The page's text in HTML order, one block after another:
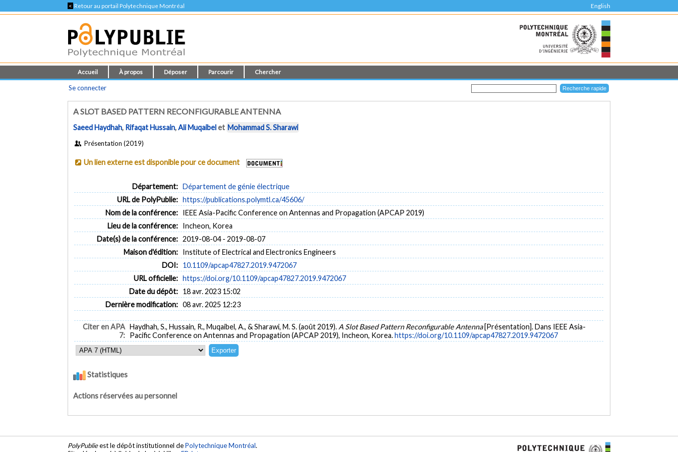
< Retour au portail Polytechnique Montréal English
Accueil À propos Déposer Parcourir Chercher
Se connecter
A SLOT BASED PATTERN RECONFIGURABLE ANTENNA
Saeed Haydhah, Rifaqat Hussain,Ali Muqaibelet Mohammad S. Sharawi
Présentation (2019)
Un lien externe est disponible pour ce document
Département: Département de génie électrique
URL de PolyPublie: https://publications.polymtl.ca/45606/
Nom de la conférence: IEEE Asia-Pacific Conference on Antennas and Propagation (APCAP 2019)
Lieu de la conférence: Incheon, Korea
Date(s) de la conférence: 2019-08-04 - 2019-08-07
Maison d'édition: Institute of Electrical and Electronics Engineers
DOI: 10.1109/apcap47827.2019.9472067
URL officielle: https://doi.org/10.1109/apcap47827.2019.9472067
Date du dépôt: 18 avr. 2023 15:02
Dernière modification: 08 avr. 2025 12:23
Citer en APA
7:
Haydhah, S., Hussain, R., Muqaibel, A., & Sharawi, M. S. (août 2019). A Slot Based Pattern Reconfigurable Antenna [Présentation]. Dans IEEE Asia-
Pacific Conference on Antennas and Propagation (APCAP 2019), Incheon, Korea.https://doi.org/10.1109/apcap47827.2019.9472067
Statistiques
Actions réservées au personnel
PolyPublieest le dépôt institutionnel dePolytechnique Montréal.